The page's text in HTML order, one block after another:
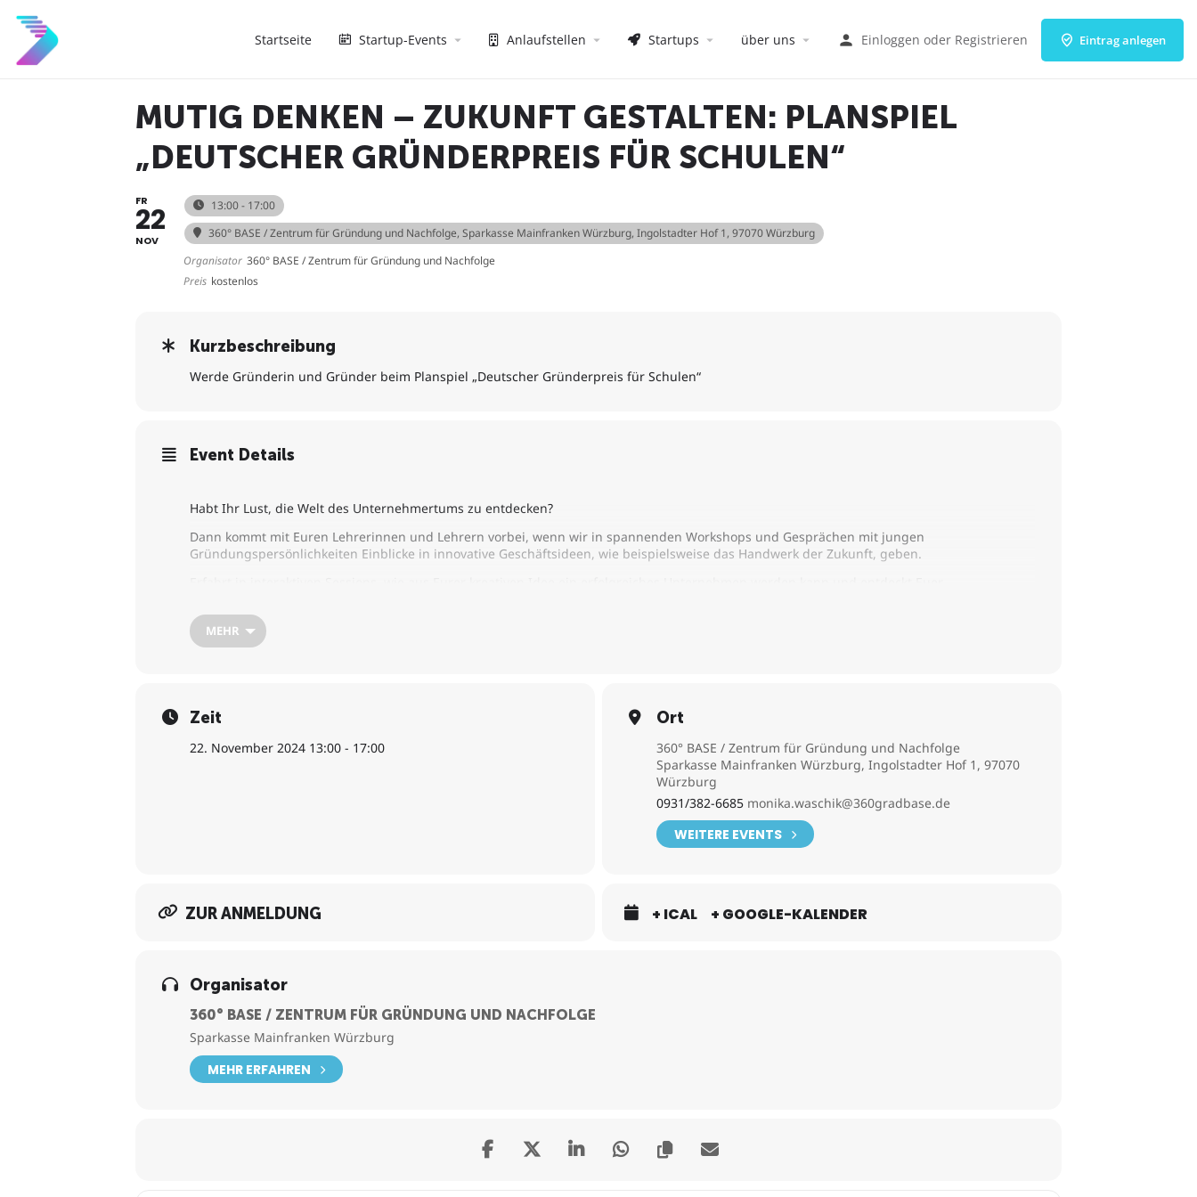
Startseite Startup-Events Anlaufstellen Startups über uns Einloggen oder Registrieren Eintrag anlegen
MUTIG DENKEN – ZUKUNFT GESTALTEN: PLANSPIEL
„DEUTSCHER GRÜNDERPREIS FÜR SCHULEN“
FR
22
NOV
13:00 - 17:00
360° BASE / Zentrum für Gründung und Nachfolge, Sparkasse Mainfranken Würzburg, Ingolstadter Hof 1, 97070 Würzburg
Organisator 360° BASE / Zentrum für Gründung und Nachfolge
Preis kostenlos
Kurzbeschreibung
Werde Gründerin und Gründer beim Planspiel „Deutscher Gründerpreis für Schulen“
Event Details
Habt Ihr Lust, die Welt des Unternehmertums zu entdecken?
Dann kommt mit Euren Lehrerinnen und Lehrern vorbei, wenn wir in spannenden Workshops und Gesprächen mit jungen
Gründungspersönlichkeiten Einblicke in innovative Geschäftsideen, wie beispielsweise das Handwerk der Zukunft, geben.
Innovationen im Handwerk, Einblicke in die junge Gastrobranche und vieles mehr erwartet Euch.
MEHR
Zeit
22. November 2024 13:00 - 17:00
Ort
360° BASE / Zentrum für Gründung und Nachfolge
Sparkasse Mainfranken Würzburg, Ingolstadter Hof 1, 97070
Würzburg
0931/382-6685 monika.waschik@360gradbase.de
WEITERE EVENTS
ZUR ANMELDUNG + ICAL + GOOGLE-KALENDER
Organisator
360° BASE / ZENTRUM FÜR GRÜNDUNG UND NACHFOLGE
Sparkasse Mainfranken Würzburg
MEHR ERFAHREN